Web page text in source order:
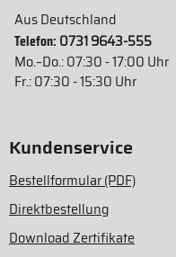
Aus Deutschland
Telefon: 0731 9643-555
Mo.–Do.: 07:30 - 17:00 Uhr
Fr.: 07:30 - 15:30 Uhr
Kundenservice
Bestellformular (PDF)
Direktbestellung
Download Zertifikate